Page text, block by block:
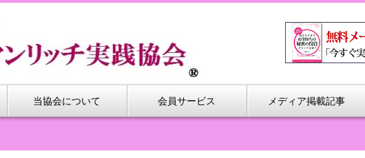
当協会について 会員サービス メディア掲載記事